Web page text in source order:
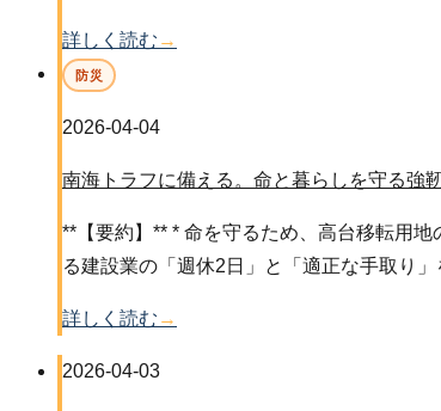
詳しく読む →
防災
2026-04-04
南海トラフに備える。命と暮らしを守る強
**【要約】** * 命を守るため、高台移転用
る建設業の「週休2日」と「適正な手取り
詳しく読む →
2026-04-03